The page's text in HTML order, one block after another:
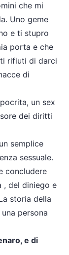
che mi
Uno geme
e ti stupro
porta e che
rifiuti di darci
di
un sex
dei diritti
semplice
sessuale.
concludere
, del diniego e
storia della
una persona
e di